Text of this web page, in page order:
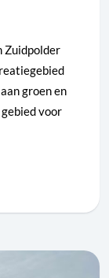
Zuidpolder
groen en
voor